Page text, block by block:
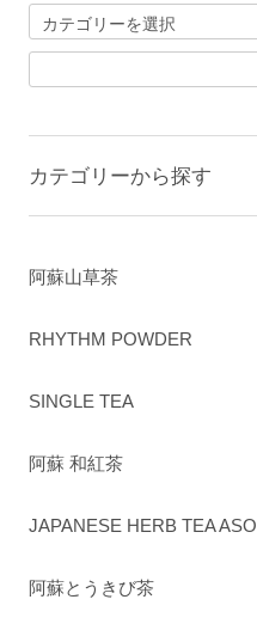
カテゴリーから探す
阿蘇山草茶
RHYTHM POWDER
SINGLE TEA
阿蘇 和紅茶
JAPANESE HERB TEA ASO
阿蘇とうきび茶